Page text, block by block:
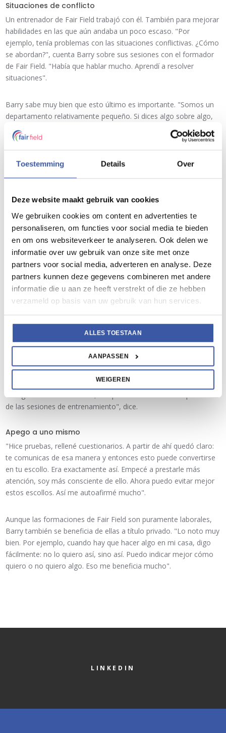
Toestemming Details Over
Deze website maakt gebruik van cookies
We gebruiken cookies om content en advertenties te
personaliseren, om functies voor social media te bieden
en om ons websiteverkeer te analyseren. Ook delen we
informatie over uw gebruik van onze site met onze
partners voor social media, adverteren en analyse. Deze
partners kunnen deze gegevens combineren met andere
informatie die u aan ze heeft verstrekt of die ze hebben
verzameld op basis van uw gebruik van hun services.
ALLES TOESTAAN
AANPASSEN
WEIGEREN
Situaciones de conflicto
Un entrenador de Fair Field trabajó con él. También para mejorar
habilidades en las que aún andaba un poco escaso. "Por
ejemplo, tenía problemas con las situaciones conflictivas. ¿Cómo
se abordan?", cuenta Barry sobre sus sesiones con el formador
de Fair Field. "Había que hablar mucho. Aprendí a resolver
situaciones".
Barry sabe muy bien que esto último es importante. "Somos un
departamento relativamente pequeño. Si dices algo sobre algo,
pronto eres el perro mordido. Y la semana que viene tenéis que
hacer otro trabajo juntos".
Gracias en parte a la formación de Fair Field, ahora tiene menos
problemas para decir lo que representa, cuando es necesario.
cuando algo no va del todo bien y por qué no. Eso me resulta
más fácil. Las formaciones me han dado mucha autoafirmación.
Ahora lo sé mejor: yo soy así. Lo necesitaba. Me da mucha paz
Interacción agradable
Además, ha mejorado el ambiente de trabajo, afirma Barry. "El
trato con algunas personas se ha vuelto más agradable. La gente
me dice que quiere hacer un trabajo conmigo en la obra porque
me dicen: 'Es totalmente acertado que te hayan dado ese
Para obtener resultados de entrenamiento sostenibles, su
entrenador le dio mangos. Eso fue un desperdicio para Barry.
Como lo fue para todo el programa de formación, por cierto.
"Me gusta la comunicación, así que estaba deseando aprender
de las sesiones de entrenamiento", dice.
Apego a uno mismo
"Hice pruebas, rellené cuestionarios. A partir de ahí quedó claro:
te comunicas de esa manera y entonces esto puede convertirse
en tu escollo. Era exactamente así. Empecé a prestarle más
atención, soy más consciente de ello. Ahora puedo evitar mejor
estos escollos. Así me autoafirmé mucho".
Aunque las formaciones de Fair Field son puramente laborales,
Barry también se beneficia de ellas a título privado. "Lo noto muy
bien. Por ejemplo, cuando hay que hacer algo en mi casa, digo
fácilmente: no lo quiero así, sino así. Puedo indicar mejor cómo
quiero o no quiero algo. Eso me beneficia mucho".
LINKEDIN